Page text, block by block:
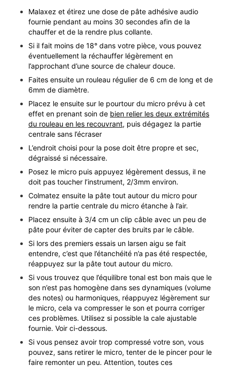
Malaxez et étirez une dose de pâte adhésive audio
fournie pendant au moins 30 secondes afin de la
chauffer et de la rendre plus collante.
Si il fait moins de 18° dans votre pièce, vous pouvez
éventuellement la réchauffer légèrement en
l’approchant d’une source de chaleur douce.
Faites ensuite un rouleau régulier de 6 cm de long et de
6mm de diamètre.
Placez le ensuite sur le pourtour du micro prévu à cet
effet en prenant soin de bien relier les deux extrémités
du rouleau en les recouvrant, puis dégagez la partie
centrale sans l’écraser
L’endroit choisi pour la pose doit être propre et sec,
dégraissé si nécessaire.
Posez le micro puis appuyez légèrement dessus, il ne
doit pas toucher l’instrument, 2/3mm environ.
Colmatez ensuite la pâte tout autour du micro pour
rendre la partie centrale du micro étanche à l’air.
Placez ensuite à 3/4 cm un clip câble avec un peu de
pâte pour éviter de capter des bruits par le câble.
Si lors des premiers essais un larsen aigu se fait
entendre, c’est que l’étanchéité n’a pas été respectée,
réappuyez sur la pâte tout autour du micro.
Si vous trouvez que l’équilibre tonal est bon mais que le
son n’est pas homogène dans ses dynamiques (volume
des notes) ou harmoniques, réappuyez légèrement sur
le micro, cela va compresser le son et pourra corriger
ces problèmes. Utilisez si possible la cale ajustable
fournie. Voir ci-dessous.
Si vous pensez avoir trop compressé votre son, vous
pouvez, sans retirer le micro, tenter de le pincer pour le
faire remonter un peu. Attention, toutes ces